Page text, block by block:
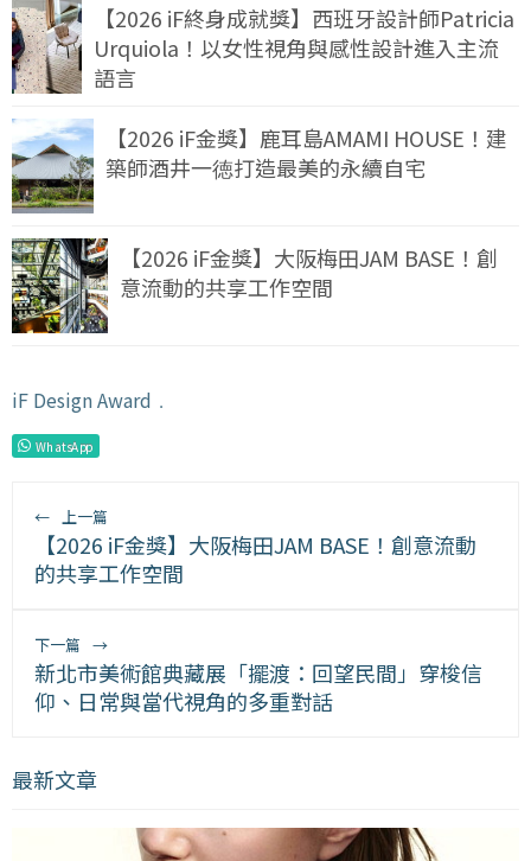
【2026 iF終身成就獎】西班牙設計師Patricia
Urquiola！以女性視角與感性設計進入主流
語言
【2026 iF金獎】鹿耳島AMAMI HOUSE！建
築師酒井一徳打造最美的永續自宅
【2026 iF金獎】大阪梅田JAM BASE！創
意流動的共享工作空間
iF Design Award ﹒
WhatsApp
← 上一篇
【2026 iF金獎】大阪梅田JAM BASE！創意流動
的共享工作空間
下一篇 →
新北市美術館典藏展「擺渡：回望民間」穿梭信
仰、日常與當代視角的多重對話
最新文章